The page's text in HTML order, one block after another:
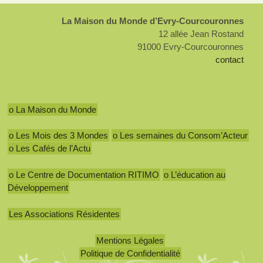
La Maison du Monde d’Evry-Courcouronnes
12 allée Jean Rostand
91000 Evry-Courcouronnes
contact
o La Maison du Monde
o Les Mois des 3 Mondes o Les semaines du Consom’Acteur
o Les Cafés de l’Actu
o Le Centre de Documentation RITIMO o L’éducation au
Développement
Les Associations Résidentes
Mentions Légales
Politique de Confidentialité